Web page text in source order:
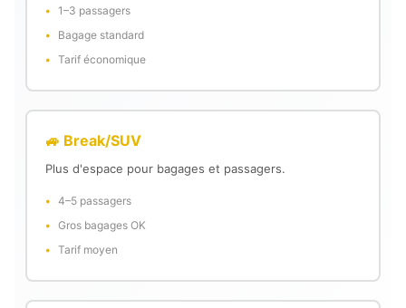
1–3 passagers
Bagage standard
Tarif économique
🚙 Break/SUV
Plus d'espace pour bagages et passagers.
4–5 passagers
Gros bagages OK
Tarif moyen